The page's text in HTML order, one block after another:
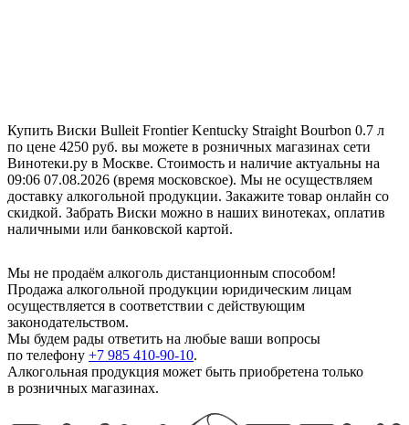
Купить Виски Bulleit Frontier Kentucky Straight Bourbon 0.7 л
по цене 4250 руб. вы можете в розничных магазинах сети
Винотеки.ру в Москве. Стоимость и наличие актуальны на
09:06 07.08.2026 (время московское). Мы не осуществляем
доставку алкогольной продукции. Закажите товар онлайн со
скидкой. Забрать Виски можно в наших винотеках, оплатив
наличными или банковской картой.
Мы не продаём алкоголь дистанционным способом!
Продажа алкогольной продукции юридическим лицам
осуществляется в соответствии с действующим
законодательством.
Мы будем рады ответить на любые ваши вопросы
по телефону +7 985 410-90-10.
Алкогольная продукция может быть приобретена только
в розничных магазинах.